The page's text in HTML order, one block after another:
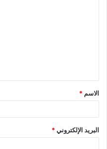
ق
*
الاسم *
البريد الإلكتروني*